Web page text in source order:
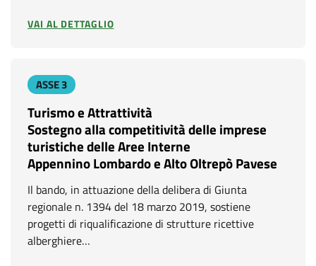
VAI AL DETTAGLIO
ASSE 3
Turismo e Attrattività
Sostegno alla competitività delle imprese
turistiche delle Aree Interne
Appennino Lombardo e Alto Oltrepò Pavese
Il bando, in attuazione della delibera di Giunta
regionale n. 1394 del 18 marzo 2019, sostiene
progetti di riqualificazione di strutture ricettive
alberghiere…